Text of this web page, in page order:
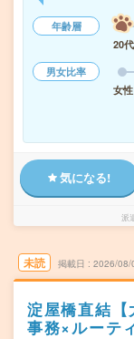
年齢層
20代
男女比率
女性
気になる!
派
未読 掲載日 2026/08/
淀屋橋直結【
事務×ルーテ